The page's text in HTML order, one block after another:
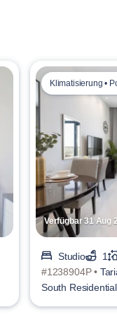
Verfügbar 31 Aug
Klimatisierung •
Studio
1
#1238904P •
South